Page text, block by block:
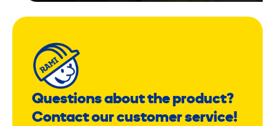
Questions about the product?
Contact our customer service!